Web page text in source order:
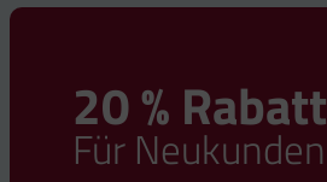
20 % Rabatt
Für Neukunden
20 % Rabatt
Für Neukunden
20 % Rabatt
Für Neukunden
20 % Rabatt
Für Neukunden